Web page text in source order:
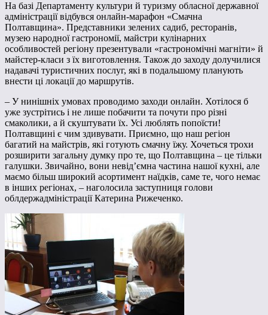
На базі Департаменту культури й туризму обласної державної
адміністрації відбувся онлайн-марафон «Смачна
Полтавщина». Представники зелених садиб, ресторанів,
музею народної гастрономії, майстри кулінарних
особливостей регіону презентували «гастрономічні магніти» й
майстер-класи з їх виготовлення. Також до заходу долучилися
надавачі туристичних послуг, які в подальшому планують
внести ці локації до маршрутів.
– У нинішніх умовах проводимо заходи онлайн. Хотілося б
уже зустрітись і не лише побачити та почути про різні
смаколики, а й скуштувати їх. Усі люблять попоїсти!
Полтавщині є чим здивувати. Приємно, що наш регіон
багатий на майстрів, які готують смачну їжу. Хочеться трохи
розширити загальну думку про те, що Полтавщина – це тільки
галушки. Звичайно, вони невід’ємна частина нашої кухні, але
маємо більш широкий асортимент наїдків, саме те, чого немає
в інших регіонах, – наголосила заступниця голови
облдержадміністрації Катерина Рижеченко.